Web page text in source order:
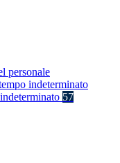
personale
indeterminato
57